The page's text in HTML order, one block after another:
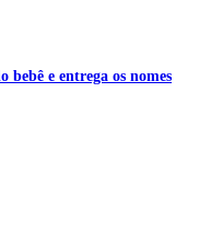
bebê e entrega os nomes